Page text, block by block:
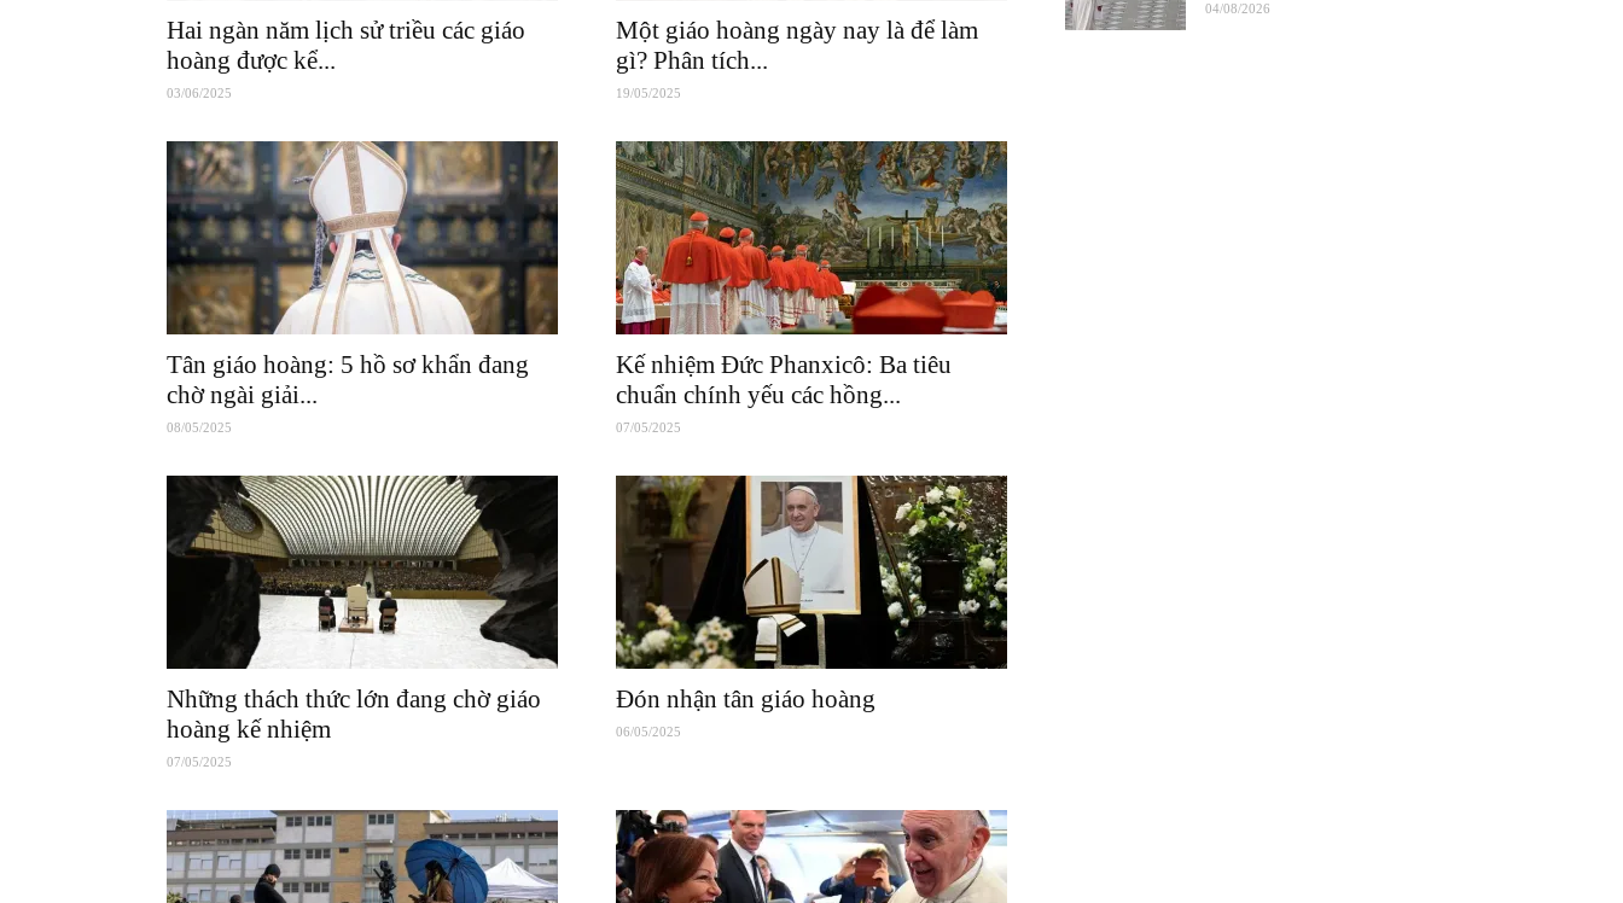
Hai ngàn năm lịch sử triều các giáo
hoàng được kể...
03/06/2025
Một giáo hoàng ngày nay là để làm
gì? Phân tích...
19/05/2025
Tân giáo hoàng: 5 hồ sơ khẩn đang
chờ ngài giải...
08/05/2025
Kế nhiệm Đức Phanxicô: Ba tiêu
chuẩn chính yếu các hồng...
07/05/2025
Những thách thức lớn đang chờ giáo
hoàng kế nhiệm
07/05/2025
Đón nhận tân giáo hoàng
06/05/2025
04/08/2026